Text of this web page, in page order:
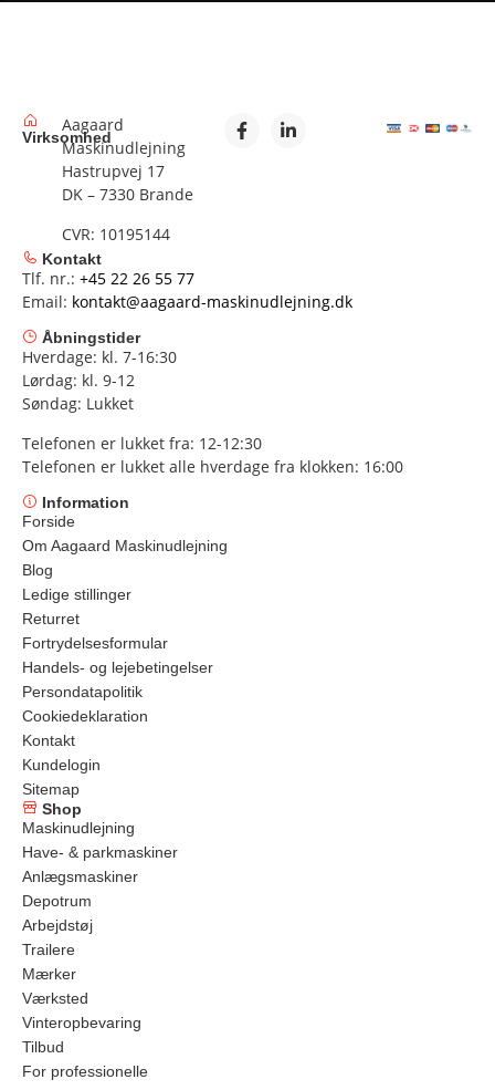
Virksomhed
Aagaard
Maskinudlejning
Hastrupvej 17
DK – 7330 Brande
CVR: 10195144
Kontakt
Tlf. nr.: +45 22 26 55 77
Email: kontakt@aagaard-maskinudlejning.dk
Åbningstider
Hverdage: kl. 7-16:30
Lørdag: kl. 9-12
Søndag: Lukket
Telefonen er lukket fra: 12-12:30
Telefonen er lukket alle hverdage fra klokken: 16:00
Information
Forside
Om Aagaard Maskinudlejning
Blog
Ledige stillinger
Returret
Fortrydelsesformular
Handels- og lejebetingelser
Persondatapolitik
Cookiedeklaration
Kontakt
Kundelogin
Sitemap
Shop
Maskinudlejning
Have- & parkmaskiner
Anlægsmaskiner
Depotrum
Arbejdstøj
Trailere
Mærker
Værksted
Vinteropbevaring
Tilbud
For professionelle